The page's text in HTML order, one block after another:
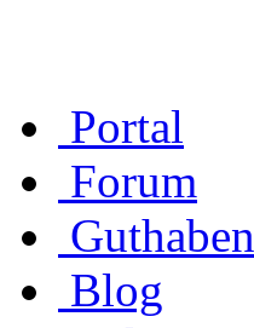
Portal
Forum
Guthaben
Blog